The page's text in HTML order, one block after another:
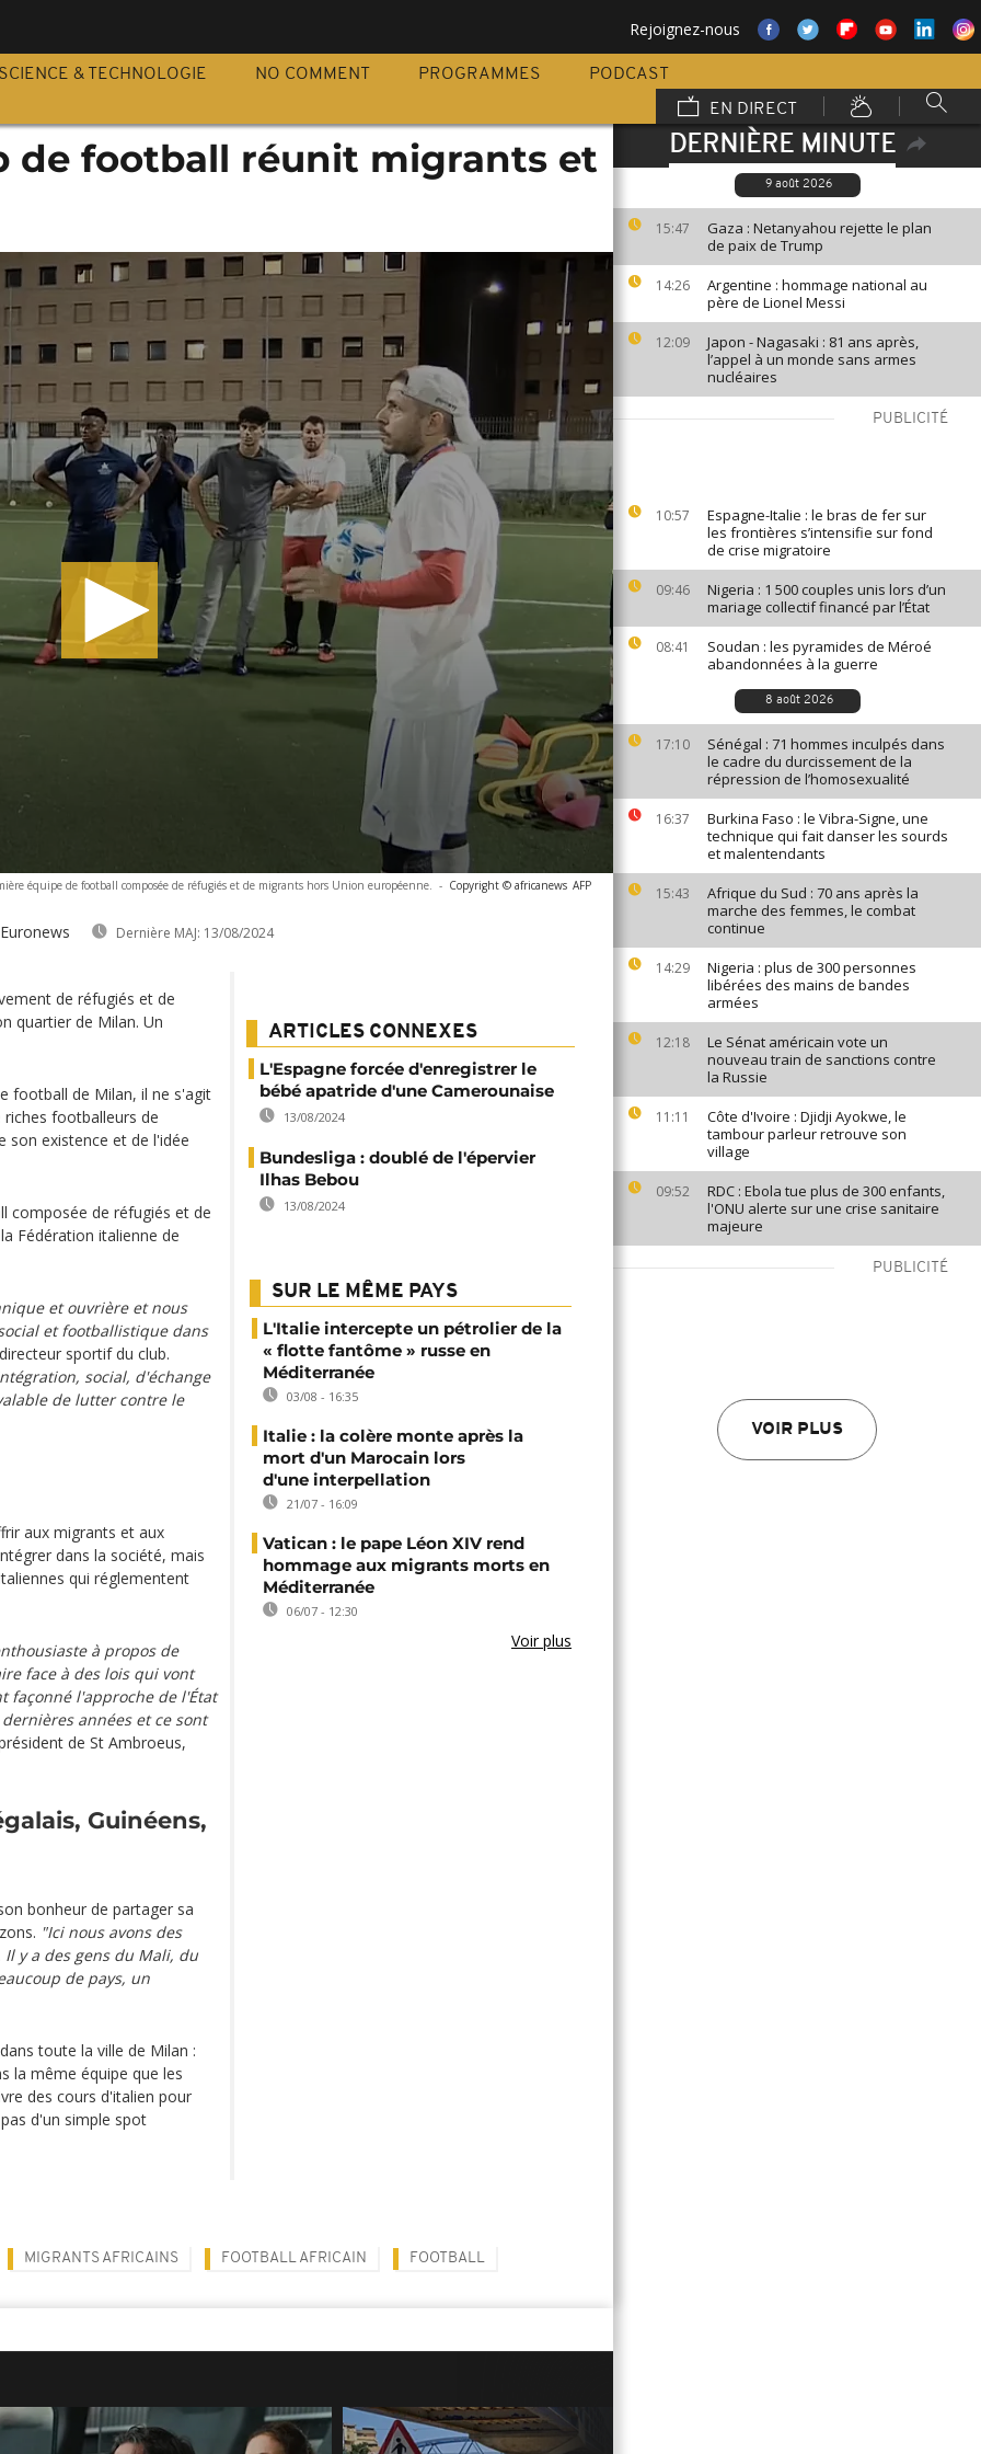
Rejoignez-nous
SCIENCE & TECHNOLOGIE NO COMMENT PROGRAMMES
PODCAST
EN DIRECT
DERNIÈRE MINUTE
9 août 2026
15:47
Gaza : Netanyahou rejette le plan
de paix de Trump
14:26
Argentine : hommage national au
père de Lionel Messi
12:09
Japon - Nagasaki : 81 ans après,
l’appel à un monde sans armes
nucléaires
PUBLICITÉ
10:57
Espagne-Italie : le bras de fer sur
les frontières s’intensifie sur fond
de crise migratoire
09:46
Nigeria : 1 500 couples unis lors d’un
mariage collectif financé par l’État
08:41
Soudan : les pyramides de Méroé
abandonnées à la guerre
8 août 2026
17:10
Sénégal : 71 hommes inculpés dans
le cadre du durcissement de la
répression de l’homosexualité
16:37
Burkina Faso : le Vibra-Signe, une
technique qui fait danser les sourds
et malentendants
15:43
Afrique du Sud : 70 ans après la
marche des femmes, le combat
continue
14:29
Nigeria : plus de 300 personnes
libérées des mains de bandes
armées
12:18
Le Sénat américain vote un
nouveau train de sanctions contre
la Russie
11:11
Côte d'Ivoire : Djidji Ayokwe, le
tambour parleur retrouve son
village
09:52
RDC : Ebola tue plus de 300 enfants,
l'ONU alerte sur une crise sanitaire
majeure
PUBLICITÉ
VOIR PLUS
de football réunit migrants et
équipe de football composée de réfugiés et de migrants hors Union européenne. - Copyright © africanews AFP
Dernière MAJ: 13/08/2024
de réfugiés et de
quartier de Milan. Un
football de Milan, il ne s'agit
footballeurs de
son existence et de l'idée
composée de réfugiés et de
Fédération italienne de
et ouvrière et nous
et footballistique dans
sportif du club.
social, d'échange
de lutter contre le
aux migrants et aux
dans la société, mais
qui réglementent
à propos de
face à des lois qui vont
façonné l'approche de l'État
années et ce sont
de St Ambroeus,
Guinéens,
bonheur de partager sa
"Ici nous avons des
y a des gens du Mali, du
de pays, un
toute la ville de Milan :
la même équipe que les
des cours d'italien pour
d'un simple spot
ARTICLES CONNEXES
L'Espagne forcée d'enregistrer le
bébé apatride d'une Camerounaise
13/08/2024
Bundesliga : doublé de l'épervier
Ilhas Bebou
13/08/2024
SUR LE MÊME PAYS
L'Italie intercepte un pétrolier de la
« flotte fantôme » russe en
Méditerranée
03/08 - 16:35
Italie : la colère monte après la
mort d'un Marocain lors
d'une interpellation
21/07 - 16:09
Vatican : le pape Léon XIV rend
hommage aux migrants morts en
Méditerranée
06/07 - 12:30
Voir plus
MIGRANTS AFRICAINS FOOTBALL AFRICAIN FOOTBALL